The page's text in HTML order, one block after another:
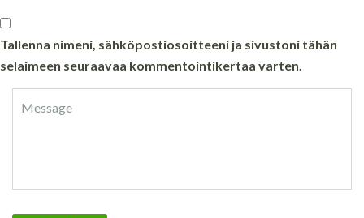
Tallenna nimeni, sähköpostiosoitteeni ja sivustoni tähän
selaimeen seuraavaa kommentointikertaa varten.